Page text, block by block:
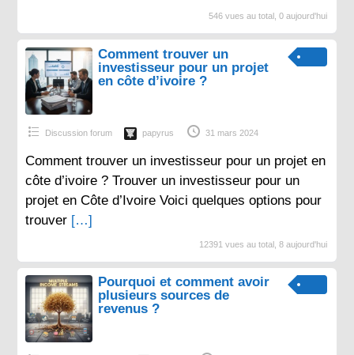
546 vues au total, 0 aujourd'hui
Comment trouver un
investisseur pour un projet
en côte d’ivoire ?
Discussion forum papyrus 31 mars 2024
Comment trouver un investisseur pour un projet en
côte d’ivoire ? Trouver un investisseur pour un
projet en Côte d’Ivoire Voici quelques options pour
trouver […]
12391 vues au total, 8 aujourd'hui
Pourquoi et comment avoir
plusieurs sources de
revenus ?